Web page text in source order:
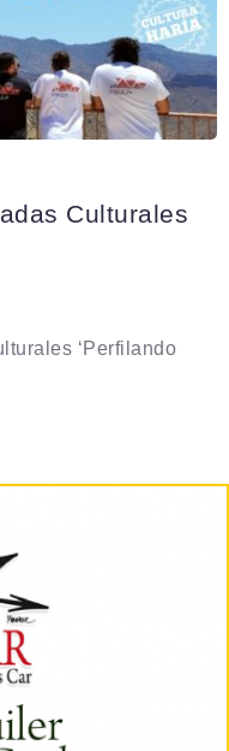
Culturales
‘Perfilando